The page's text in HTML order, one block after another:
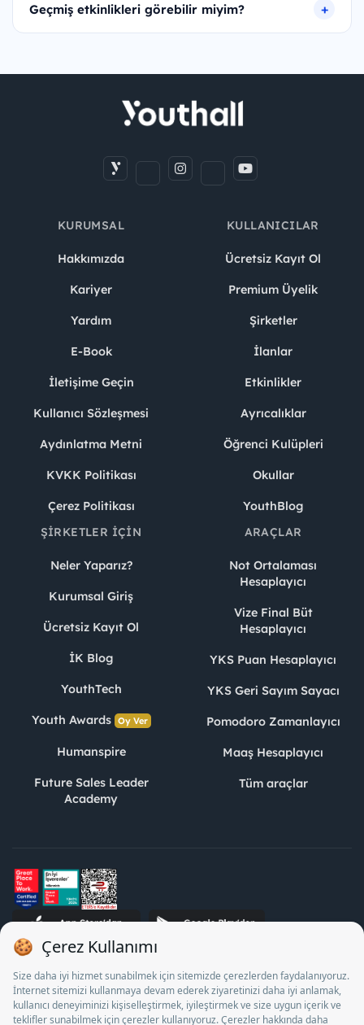
Geçmiş etkinlikleri görebilir miyim?
KURUMSAL
Hakkımızda
Kariyer
Yardım
E-Book
İletişime Geçin
Kullanıcı Sözleşmesi
Aydınlatma Metni
KVKK Politikası
Çerez Politikası
KULLANICILAR
Ücretsiz Kayıt Ol
Premium Üyelik
Şirketler
İlanlar
Etkinlikler
Ayrıcalıklar
Öğrenci Kulüpleri
Okullar
YouthBlog
ŞIRKETLER İÇIN
Neler Yaparız?
Kurumsal Giriş
Ücretsiz Kayıt Ol
İK Blog
YouthTech
Youth Awards Oy Ver
Humanspire
Future Sales Leader
Academy
ARAÇLAR
Not Ortalaması
Hesaplayıcı
Vize Final Büt
Hesaplayıcı
YKS Puan Hesaplayıcı
YKS Geri Sayım Sayacı
Pomodoro Zamanlayıcı
Maaş Hesaplayıcı
Tüm araçlar
STJ İnsan Kaynakları Bilişim ve Danışmanlık A.Ş. Özel İstihdam
Bürosu Olarak 13/05/2025 - 12/05/2028 tarihleri arasında